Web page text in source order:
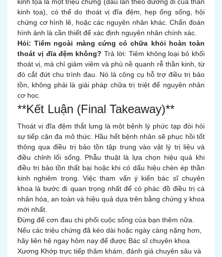
kinh tọa), có thể do thoát vị đĩa đệm, hẹp ống sống, hội
chứng cơ hình lê, hoặc các nguyên nhân khác. Chẩn đoán
hình ảnh là cần thiết để xác định nguyên nhân chính xác.
Hỏi: Tiêm ngoài màng cứng có chữa khỏi hoàn toàn
thoát vị đĩa đệm không? Trả lời: Tiêm không loại bỏ khối
thoát vị, mà chỉ giảm viêm và phù nề quanh rễ thần kinh, từ
đó cắt đứt chu trình đau. Nó là công cụ hỗ trợ điều trị bảo
tồn, không phải là giải pháp chữa trị triệt để nguyên nhân
cơ học.
**Kết Luận (Final Takeaway)**
Thoát vị đĩa đệm thắt lưng là một bệnh lý phức tạp đòi hỏi
sự tiếp cận đa mô thức. Hầu hết bệnh nhân sẽ phục hồi tốt
thông qua điều trị bảo tồn tập trung vào vật lý trị liệu và
điều chỉnh lối sống. Phẫu thuật là lựa chọn hiệu quả khi
điều trị bảo tồn thất bại hoặc khi có dấu hiệu chèn ép thần
kinh nghiêm trọng. Việc tham vấn ý kiến bác sĩ chuyên
khoa là bước đi quan trọng nhất để có phác đồ điều trị cá
nhân hóa, an toàn và hiệu quả dựa trên bằng chứng y khoa
mới nhất.
Đừng để cơn đau chi phối cuộc sống của bạn thêm nữa.
Nếu các triệu chứng đã kéo dài hoặc ngày càng nặng hơn,
hãy liên hệ ngay hôm nay để được Bác sĩ chuyên khoa
Xương Khớp trực tiếp thăm khám, đánh giá chuyên sâu và